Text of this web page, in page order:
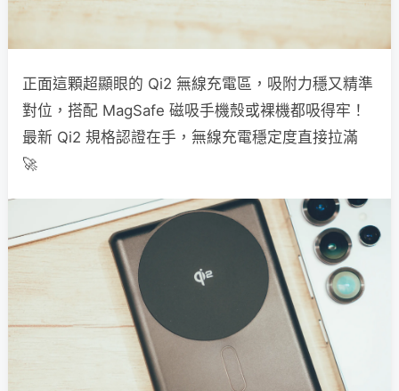
正面這顆超顯眼的 Qi2 無線充電區，吸附力穩又精準
對位，搭配 MagSafe 磁吸手機殼或裸機都吸得牢！
最新 Qi2 規格認證在手，無線充電穩定度直接拉滿
🚀